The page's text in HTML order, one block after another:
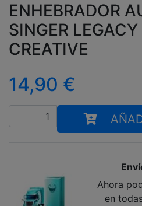
ENHEBRADOR
SINGER LEGACY
CREATIVE
14,90 €
Cantidad
Ahora
en